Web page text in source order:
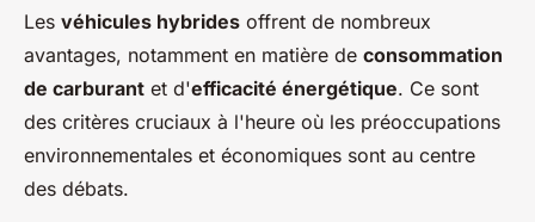
Les véhicules hybrides offrent de nombreux
avantages, notamment en matière de consommation
de carburant et d'efficacité énergétique. Ce sont
des critères cruciaux à l'heure où les préoccupations
environnementales et économiques sont au centre
des débats.